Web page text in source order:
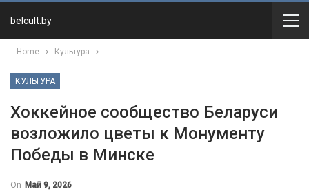
belcult.by
Home Культура
КУЛЬТУРА
Хоккейное сообщество Беларуси
возложило цветы к Монументу
Победы в Минске
On Май 9, 2026